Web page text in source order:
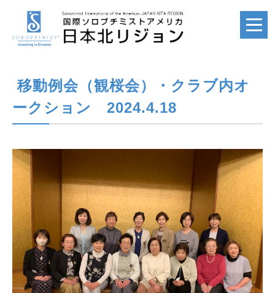
ホーム
HOME
国際ソロプチミスト
アメリカ
SIA
移動例会（観桜会）・クラブ内オ
ークション 2024.4.18